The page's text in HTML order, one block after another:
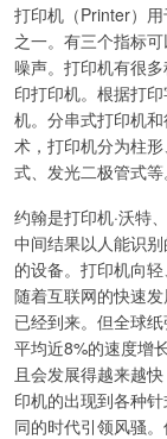
打印机（Printer）
之一。有三个指标
噪声。打印机有很
印打印机。根据打
机。分串式打印机
术，打印机分为柱
式、发光二极管式等。
约翰是打印机·沃特
中间结果以人能识
的设备。打印机向
随着互联网的快速
已经到来。但全球
平均近8%的速度增
且会发展得越来越
印机的出现到各种
同的时代引领风骚。